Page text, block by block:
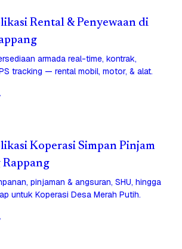
Rental & Penyewaan di
armada real-time, kontrak,
tracking — rental mobil, motor, & alat.
Koperasi Simpan Pinjam
pinjaman & angsuran, SHU, hingga
untuk Koperasi Desa Merah Putih.